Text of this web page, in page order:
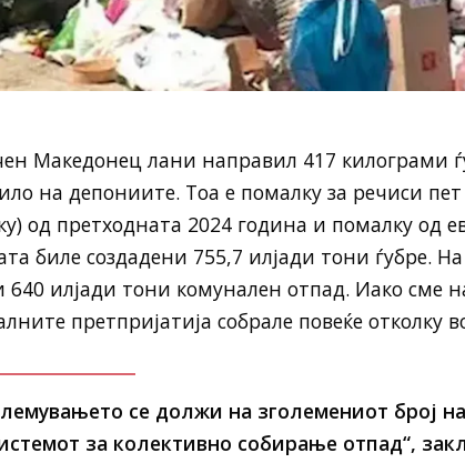
Македонец лани направил 417 килограми
на депониите. Тоа е помалку за речиси
од претходната 2024 година и помалку од
биле создадени 755,7 илјади тони ѓубре.
640 илјади тони комунален отпад. Иако сме
претпријатија собрале повеќе отколку
се должи на зголемениот број
за колективно собирање отпад“,